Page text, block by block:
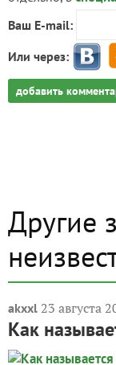
Ваш E-mail:
Или через:
добавить
Другие
akxxl 23 августа
Как